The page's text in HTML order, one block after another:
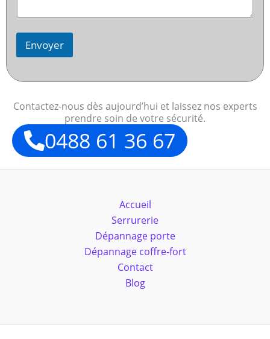
Envoyer
Contactez-nous dès aujourd’hui et laissez nos experts
prendre soin de votre sécurité.
0488 61 36 67
Accueil
Serrurerie
Dépannage porte
Dépannage coffre-fort
Contact
Blog